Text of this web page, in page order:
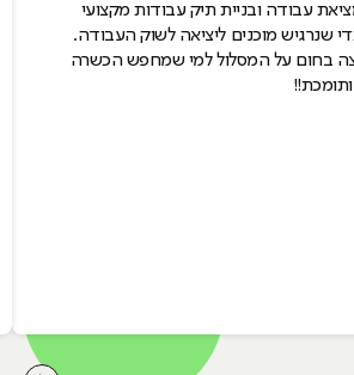
עבודה ובניית תיק עבודות מקצועי
שנרגיש מוכנים ליציאה לשוק העבודה.
בחום על המסלול למי שמחפש הכשרה